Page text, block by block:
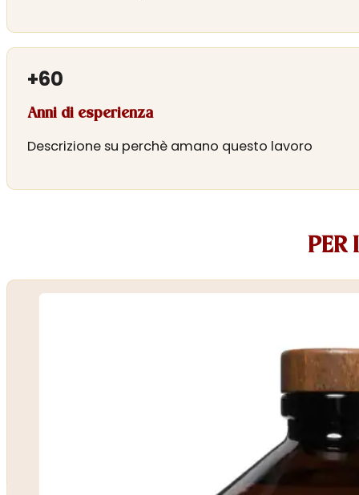
+60
Anni di esperienza
Descrizione su perchè amano questo lavoro
PER